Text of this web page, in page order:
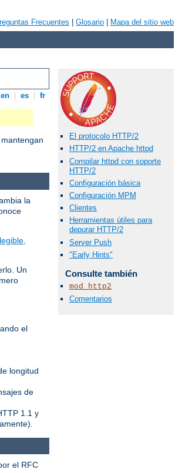
Frecuentes Glosario Mapa del sitio web
en es fr
El protocolo HTTP/2
HTTP/2 en Apache httpd
Compilar httpd con soporte
HTTP/2
Configuración básica
Configuración MPM
Clientes
Herramientas útiles para
depurar HTTP/2
Server Push
"Early Hints"
Consulte también
mod_http2
Comentarios
la
Un
el
longitud
de
1.1 y
el RFC